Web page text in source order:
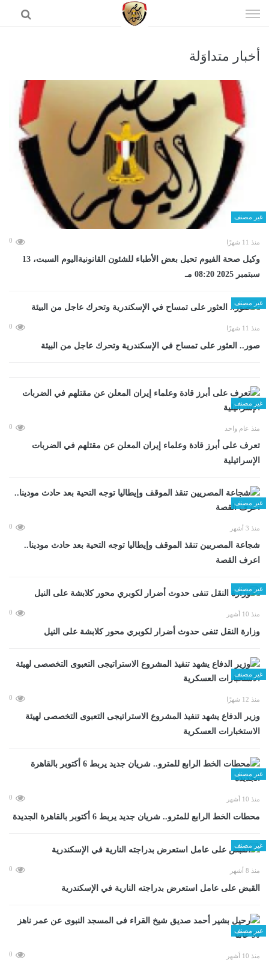
الى
أخبار متداوَلة
غير مصنف
منذ 11 شهرًا 0
وكيل صحة الفيوم تحيل بعض الأطباء للشئون القانونيةاليوم السبت، 13
سبتمبر 2025 08:20 مـ
غير مصنف
منذ 11 شهرًا 0
صور.. العثور على تمساح في الإسكندرية وتحرك عاجل من البيئة
غير مصنف
منذ عام واحد 0
تعرف على أبرز قادة وعلماء إيران المعلن عن مقتلهم في الضربات
الإسرائيلية
غير مصنف
منذ 3 أشهر 0
شجاعة المصريين تنقذ الموقف وإيطاليا توجه التحية بعد حادث مودينا..
اعرف القصة
غير مصنف
منذ 10 أشهر 0
وزارة النقل تنفى حدوث أضرار لكوبري محور كلابشة على النيل
غير مصنف
منذ 12 شهرًا 0
وزير الدفاع يشهد تنفيذ المشروع الاستراتيجى التعبوى التخصصى لهيئة
الاستخبارات العسكرية
غير مصنف
منذ 10 أشهر 0
محطات الخط الرابع للمترو.. شريان جديد يربط 6 أكتوبر بالقاهرة الجديدة
غير مصنف
منذ 8 أشهر 0
القبض على عامل استعرض بدراجته النارية في الإسكندرية
غير مصنف
منذ 10 أشهر 0